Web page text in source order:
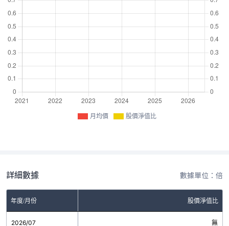
月均價 股價淨值比
詳細數據 數據單位：倍
年度/月份 股價淨值比
2026/07 無